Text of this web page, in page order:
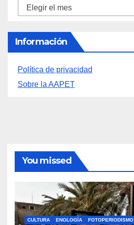
Archivos
Información
Política de privacidad
Sobre la AAPET
You missed
CULTURA ENOLOGÍA FOTOPERIODISMO